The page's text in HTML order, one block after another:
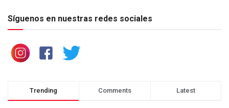
Síguenos en nuestras redes sociales
Trending Comments Latest